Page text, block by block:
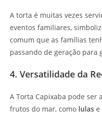
A torta é muitas vezes
eventos familiares,
comum que as famílias
passando de geração para
4. Versatilidade da
A Torta Capixaba pode ser
frutos do mar, como lulas e